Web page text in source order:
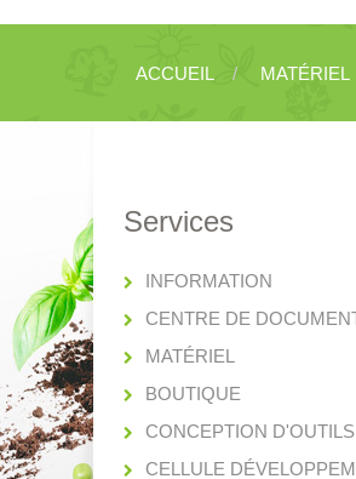
ACCUEIL MATÉRIEL
Services
INFORMATION
CENTRE DE
MATÉRIEL
BOUTIQUE
CONCEPTION D'OUTILS
CELLULE